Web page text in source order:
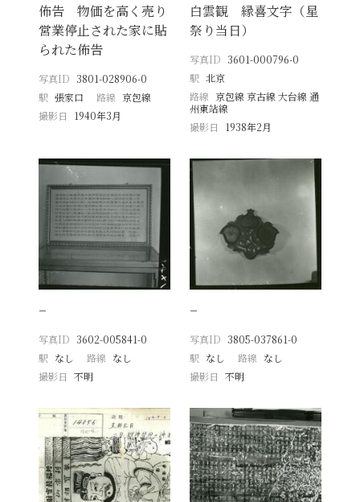
佈告 物価を高く売り
営業停止された家に貼
られた佈告
写真ID 3801-028906-0
駅 張家口 路線 京包線
撮影日
1940年3月
白雲観 縁喜文字（星
祭り当日）
写真ID 3601-000796-0
駅 北京
路線 京包線 京古線 大台線 通
州東站線
撮影日
1938年2月
−
写真ID 3602-005841-0
駅 なし 路線 なし
撮影日
不明
−
写真ID 3805-037861-0
駅 なし 路線 なし
撮影日 不明